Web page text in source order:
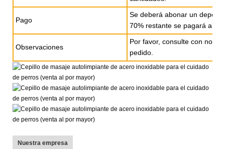
Pago
Se deberá abonar un
70% restante se pagará al
Observaciones
Por favor, consulte con
pedido.
Nuestra empresa